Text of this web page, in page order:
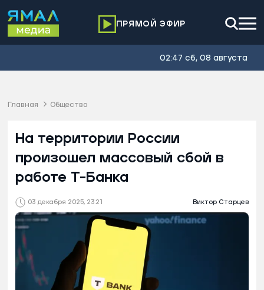
ПРЯМОЙ ЭФИР
02:47 сб, 08 августа
Главная Общество
03 декабря 2025, 23:21 Виктор Старцев
На территории России
произошел массовый сбой в
работе Т-Банка